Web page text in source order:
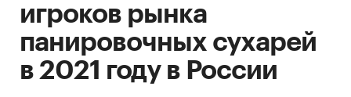
игроков рынка
панировочных сухарей
в 2021 году в России